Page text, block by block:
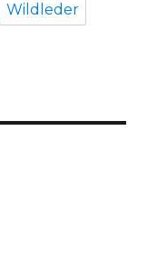
Wildleder